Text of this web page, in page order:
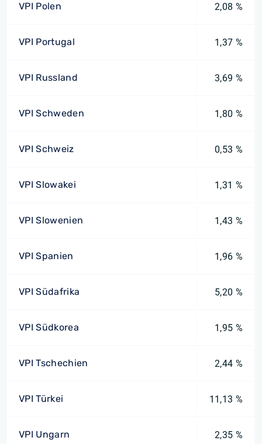
VPI Polen 2,08 %
VPI Portugal 1,37 %
VPI Russland 3,69 %
VPI Schweden 1,80 %
VPI Schweiz 0,53 %
VPI Slowakei 1,31 %
VPI Slowenien 1,43 %
VPI Spanien 1,96 %
VPI Südafrika 5,20 %
VPI Südkorea 1,95 %
VPI Tschechien 2,44 %
VPI Türkei 11,13 %
VPI Ungarn 2,35 %